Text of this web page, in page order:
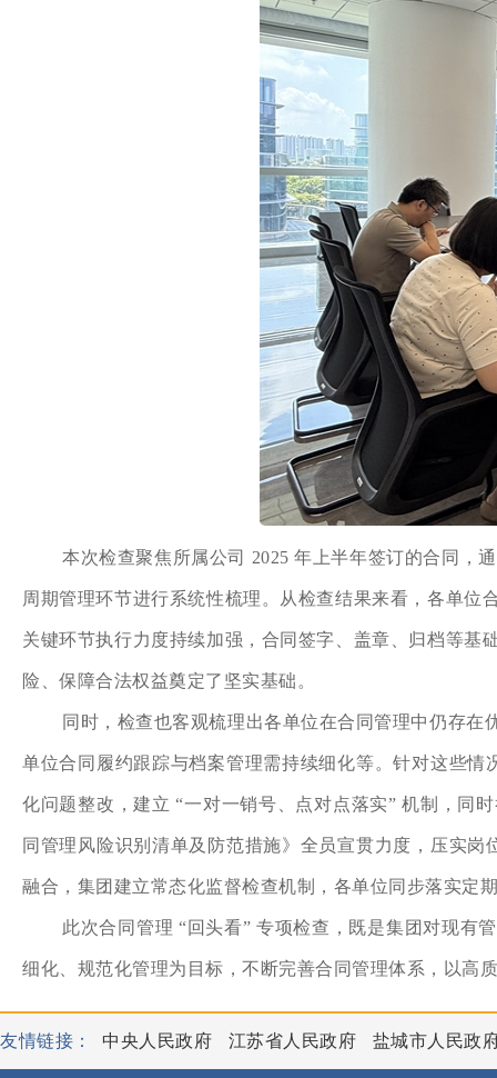
本次检查聚焦所属公司 2025 年上半年签订的合同，
周期管理环节进行系统性梳理。从检查结果来看，各单
关键环节执行力度持续加强，合同签字、盖章、归档等
险、保障合法权益奠定了坚实基础。
同时，检查也客观梳理出各单位在合同管理中仍存
单位合同履约跟踪与档案管理需持续细化等。针对这些
化问题整改，建立 “一对一销号、点对点落实” 机制，同
同管理风险识别清单及防范措施》全员宣贯力度，压实
融合，集团建立常态化监督检查机制，各单位同步落实定
此次合同管理 “回头看” 专项检查，既是集团对现有
细化、规范化管理为目标，不断完善合同管理体系，以高
友情链接： 中央人民政府 江苏省人民政府 盐城市人民政